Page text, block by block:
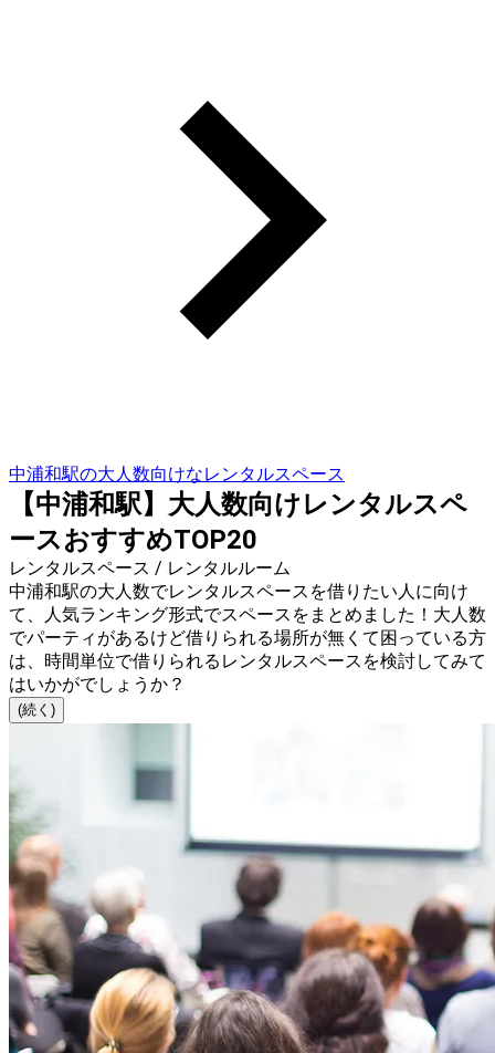
中浦和駅の大人数向けなレンタルスペース
【中浦和駅】大人数向けレンタルスペ
ースおすすめTOP20
レンタルスペース / レンタルルーム
中浦和駅の大人数でレンタルスペースを借りたい人に向け
て、人気ランキング形式でスペースをまとめました！大人数
でパーティがあるけど借りられる場所が無くて困っている方
は、時間単位で借りられるレンタルスペースを検討してみて
はいかがでしょうか？
(続く)